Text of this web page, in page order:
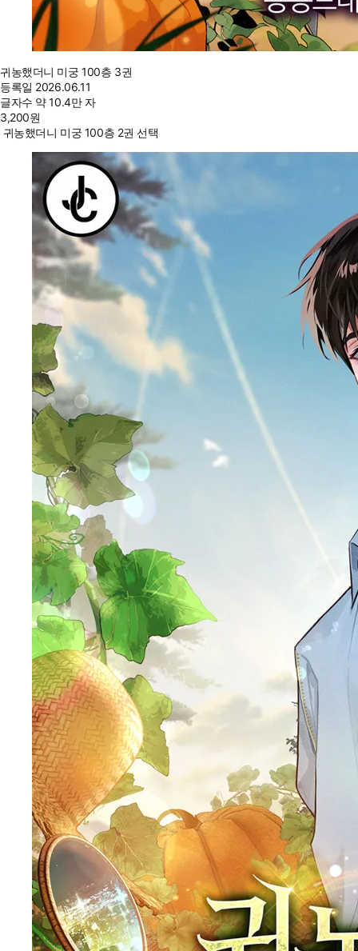
귀농했더니 미궁 100층 3권
등록일 2026.06.11
글자수 약 10.4만 자
3,200원
귀농했더니 미궁 100층 2권 선택